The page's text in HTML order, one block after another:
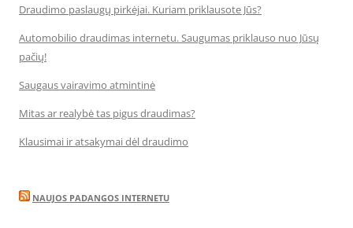
Draudimo paslaugų pirkėjai. Kuriam priklausote Jūs?
Automobilio draudimas internetu. Saugumas priklauso nuo Jūsų
pačių!
Saugaus vairavimo atmintinė
Mitas ar realybė tas pigus draudimas?
Klausimai ir atsakymai dėl draudimo
NAUJOS PADANGOS INTERNETU